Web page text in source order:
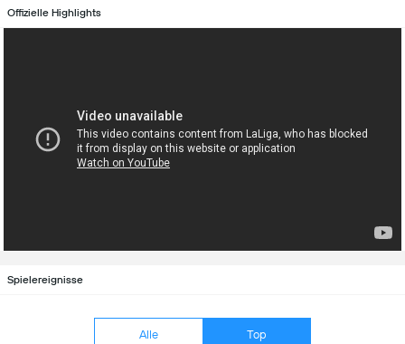
Offizielle Highlights
Spielereignisse
Alle Top